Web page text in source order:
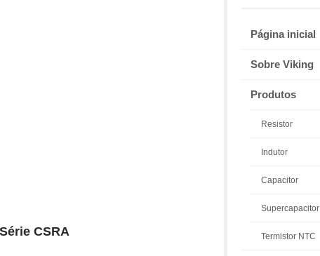
CSRA
Página inicial
Sobre Viking
Produtos
Resistor
Indutor
Capacitor
Supercapacitor
Termistor NTC